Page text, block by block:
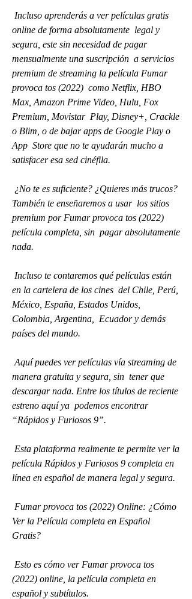
online de forma absolutamente  legal y
segura, este sin necesidad de pagar
mensualmente una suscripción  a servicios
premium de streaming la película Fumar
provoca tos (2022)  como Netflix, HBO
Max, Amazon Prime Video, Hulu, Fox
Premium, Movistar  Play, Disney+, Crackle
o Blim, o de bajar apps de Google Play o
App  Store que no te ayudarán mucho a
satisfacer esa sed cinéfila.
También te enseñaremos a usar  los sitios
premium por Fumar provoca tos (2022)
película completa, sin  pagar absolutamente
nada.
en la cartelera de los cines  del Chile, Perú,
México, España, Estados Unidos,
Colombia, Argentina,  Ecuador y demás
países del mundo.
manera gratuita y segura, sin  tener que
descargar nada. Entre los títulos de reciente
estreno aquí ya  podemos encontrar
“Rápidos y Furiosos 9”.
película Rápidos y Furiosos 9 completa en
línea en español de manera legal y segura.
Ver la Película completa en Español
Gratis?
(2022) online, la película completa en
español y subtítulos.